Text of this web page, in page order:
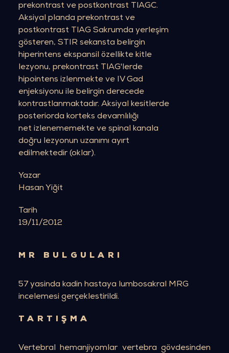
prekontrast ve postkontrast TlAGC.
Aksiyal planda prekontrast ve
postkontrast TlAG Sakrumda yerleşim
gösteren, STIR sekansta belirgin
hiperintens ekspansil özellikte kitle
lezyonu, prekontrast TlAG'lerde
hipointens izlenmekte ve IV Gad
enjeksiyonu ile belirgin derecede
kontrastlanmaktadır. Aksiyal kesitlerde
posteriorda korteks devamlılığı
net izlenememekte ve spinal kanala
doğru lezyonun uzanımı ayırt
edilmektedir (oklar).
Yazar
Hasan Yiğit
Tarih
19/11/2012
MR BULGULARI
57 yasinda kadin hastaya lumbosakral MRG
incelemesi gerçeklestirildi.
TARTIŞMA
Vertebral hemanjiyomlar vertebra gövdesinden